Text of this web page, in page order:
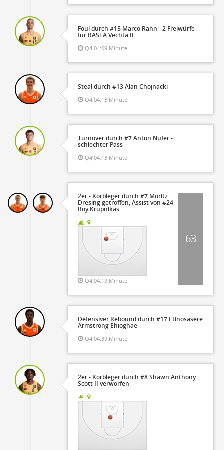
Foul durch #15 Marco Rahn - 2 Freiwürfe
für RASTA Vechta II
Q4 04:09 Minute
Steal durch #13 Alan Chojnacki
Q4 04:13 Minute
Turnover durch #7 Anton Nufer -
schlechter Pass
Q4 04:13 Minute
2er - Korbleger durch #7 Moritz
Dresing getroffen, Assist von #24
Roy Krupnikas
Q4 04:19 Minute
63
Defensiver Rebound durch #17 Etinosasere
Armstrong Ehioghae
Q4 04:39 Minute
2er - Korbleger durch #8 Shawn Anthony
Scott II verworfen